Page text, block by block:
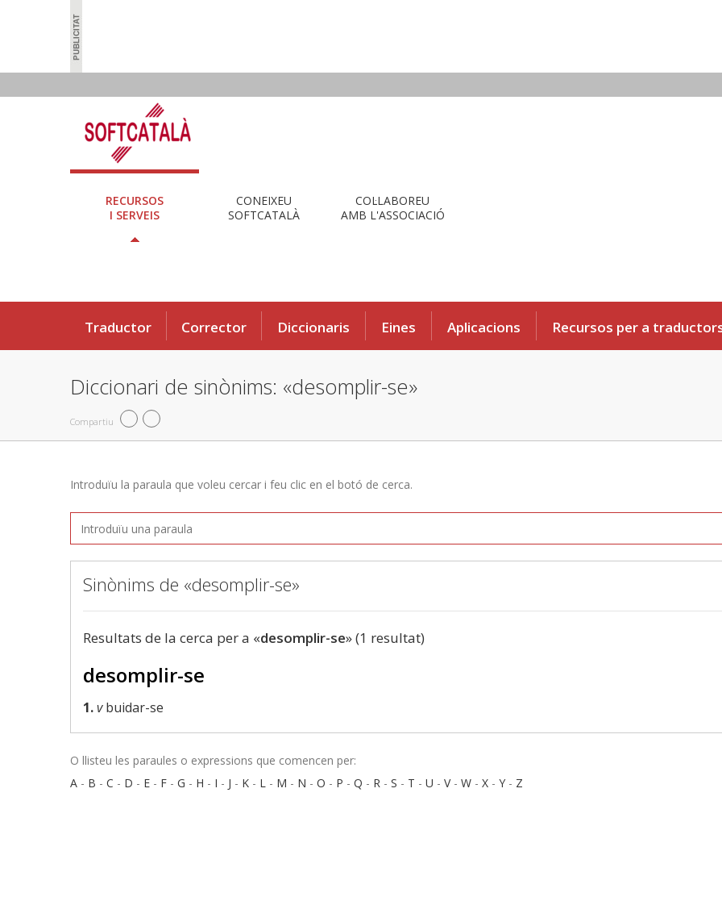
RECURSOS
I SERVEIS
CONEIXEU
SOFTCATALÀ
COL·LABOREU
AMB L'ASSOCIACIÓ
Traductor Corrector Diccionaris Eines Aplicacions Recursos per a
Diccionari de sinònims: «desomplir-se»
Compartiu
Introduïu la paraula que voleu cercar i feu clic en el botó de cerca.
Sinònims de «desomplir-se»
Resultats de la cerca per a «desomplir-se» (1 resultat)
desomplir-se
1.vbuidar-se
O llisteu les paraules o expressions que comencen per:
A - B - C - D - E - F - G - H - I - J - K - L - M - N - O - P - Q - R - S - T - U - V- W - X - Y - Z